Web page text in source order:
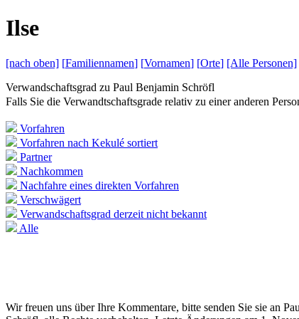
Ilse
[nach oben] [Familiennamen] [Vornamen] [Orte] [Alle Personen]
Verwandschaftsgrad zu Paul Benjamin Schröfl
Falls Sie die Verwandtschaftsgrade relativ zu einer anderen
Vorfahren
Vorfahren nach Kekulé sortiert
Partner
Nachkommen
Nachfahre eines direkten Vorfahren
Verschwägert
Verwandschaftsgrad derzeit nicht bekannt
Alle
Wir freuen uns über Ihre Kommentare, bitte senden Sie sie an